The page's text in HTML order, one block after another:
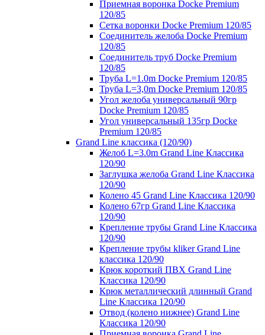
Приемная воронка Docke Premium
120/85
Сетка воронки Docke Premium 120/85
Соединитель желоба Docke Premium
120/85
Соединитель труб Docke Premium
120/85
Труба L=1.0m Docke Premium 120/85
Труба L=3,0m Docke Premium 120/85
Угол желоба универсальный 90гр
Docke Premium 120/85
Угол универсальный 135гр Docke
Premium 120/85
Grand Line классика (120/90)
Желоб L=3.0m Grand Line Классика
120/90
Заглушка желоба Grand Line Классика
120/90
Колено 45 Grand Line Классика 120/90
Колено 67гр Grand Line Классика
120/90
Крепление трубы Grand Line Классика
120/90
Крепление трубы kliker Grand Line
классика 120/90
Крюк короткий ПВХ Grand Line
Классика 120/90
Крюк металлический длинный Grand
Line Классика 120/90
Отвод (колено нижнее) Grand Line
Классика 120/90